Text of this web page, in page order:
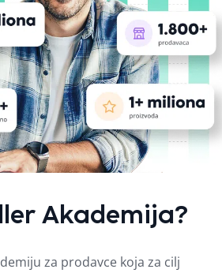
Akademija?
za prodavce koja za cilj